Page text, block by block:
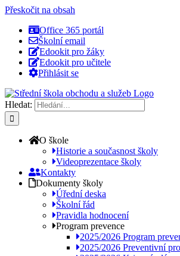
Přeskočit na obsah
Office 365 portál
Školní email
Edookit pro žáky
Edookit pro učitele
Přihlásit se
Hledat:
O škole
Historie a současnost školy
Videoprezentace školy
Kontakty
Dokumenty školy
Úřední deska
Školní řád
Pravidla hodnocení
Program prevence
2025/2026 Program
2025/2026 Preventivní